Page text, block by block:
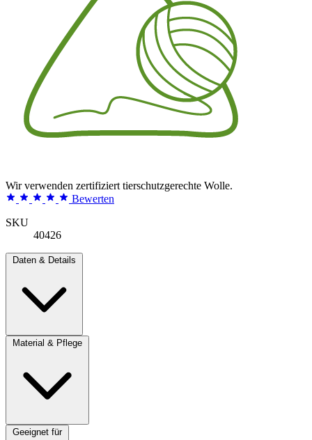
Wir verwenden zertifiziert tierschutzgerechte Wolle.
Bewerten
SKU
40426
Daten & Details
Material & Pflege
Geeignet für